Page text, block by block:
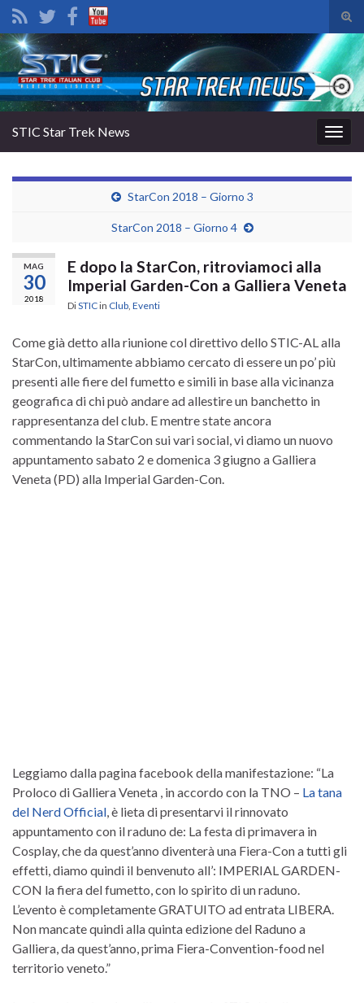
il
di
Search for:
la
STIC Star Trek News
StarCon 2018 – Giorno 3
StarCon 2018 – Giorno 4
MAG
30
2018
E dopo la StarCon, ritroviamoci alla
Imperial Garden-Con a Galliera Veneta
DiSTICin Club Eventi
Come già detto alla riunione col direttivo dello STIC-AL alla
StarCon, ultimamente abbiamo cercato di essere un po’ più
presenti alle fiere del fumetto e simili in base alla vicinanza
geografica di chi può andare ad allestire un banchetto in
rappresentanza del club. E mentre state ancora
commentando la StarCon sui vari social, vi diamo un nuovo
appuntamento sabato 2 e domenica 3 giugno a Galliera
Veneta (PD) alla Imperial Garden-Con.
Leggiamo dalla pagina facebook della manifestazione: “La
Proloco di Galliera Veneta , in accordo con la TNO – La tana
del Nerd Official, è lieta di presentarvi il rinnovato
appuntamento con il raduno de: La festa di primavera in
Cosplay, che da quest’anno diventerà una Fiera-Con a tutti gli
effetti, diamo quindi il benvenuto all’: IMPERIAL GARDEN-
CON la fiera del fumetto, con lo spirito di un raduno.
L’evento è completamente GRATUITO ad entrata LIBERA.
Non mancate quindi alla quinta edizione del Raduno a
Galliera, da quest’anno, prima Fiera-Convention-food nel
territorio veneto.”